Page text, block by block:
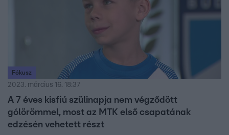
Fókusz
2023. március 16. 18:37
A 7 éves kisfiú szülinapja nem végződött
gólörömmel, most az MTK első csapatának
edzésén vehetett részt